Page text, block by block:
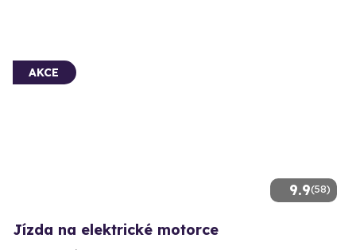
9.9(58)
AKCE
Jízda na elektrické motorce